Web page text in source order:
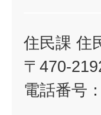
住民課 住
〒470-
電話番号